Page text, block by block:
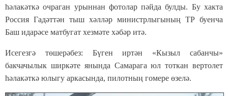
һәлакәткә очраган урыннан фотолар пәйда булды. Бу хакта
Россия Гадәттән тыш хәлләр министрлыгының ТР буенча
Баш идарәсе матбугат хезмәте хәбәр итә.
Исегезгә төшерәбез: Бүген иртән «Кызыл сабанчы»
бакчачылык ширкәте янында Самарага юл тоткан вертолет
һәлакәткә юлыгу аркасында, пилотның гомере өзелә.